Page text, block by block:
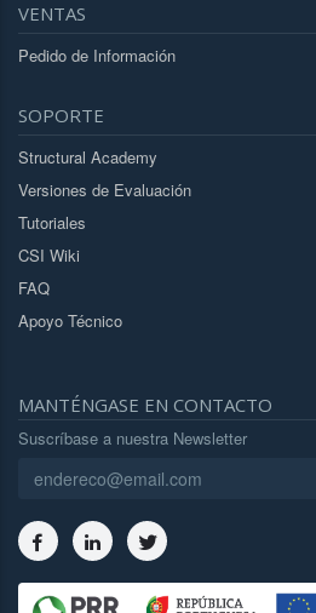
VENTAS
Pedido de Información
SOPORTE
Structural Academy
Versiones de Evaluación
Tutoriales
CSI Wiki
FAQ
Apoyo Técnico
MANTÉNGASE EN CONTACTO
Suscríbase a nuestra Newsletter